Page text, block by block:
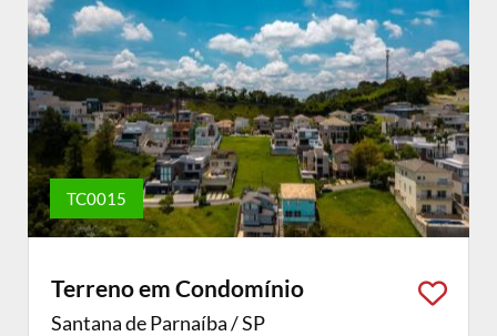
TC0015
Terreno em Condomínio
Santana de Parnaíba / SP